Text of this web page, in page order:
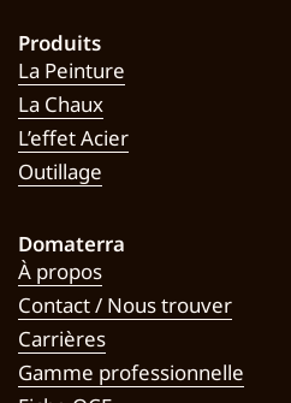
Produits
La Peinture
La Chaux
L’effet Acier
Outillage
Domaterra
À propos
Contact / Nous trouver
Carrières
Gamme professionnelle